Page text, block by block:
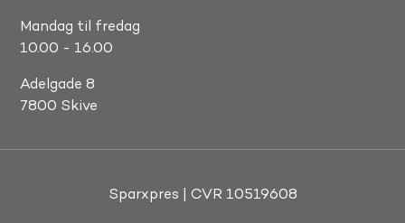
Mandag til fredag
10.00 - 16.00
Adelgade 8
7800 Skive
Sparxpres | CVR 10519608